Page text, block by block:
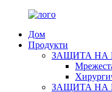
Дом
Продукти
ЗАЩИТА НА
ЗАЩИТА НА